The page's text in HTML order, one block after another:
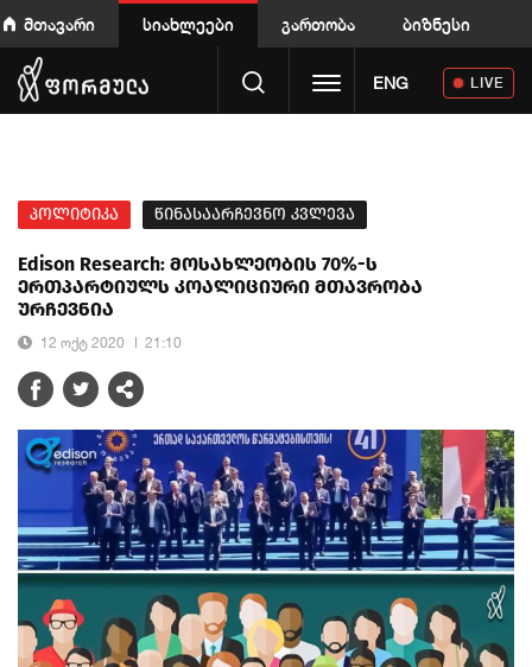
მთავარი სიახლეები გართობა ბიზნესი
Toggle navigation
ENG LIVE
პოლიტიკა წინასაარჩევნო კვლევა
Edison Research: მოსახლეობის 70%-ს
ერთპარტიულს კოალიციური მთავრობა
ურჩევნია
12 ოქტ 2020 21:10